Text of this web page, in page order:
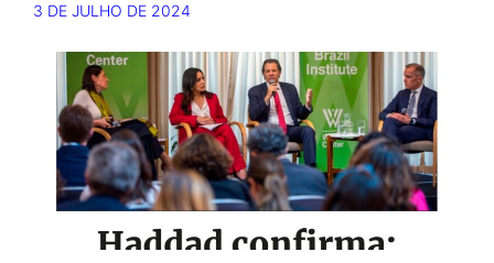
3 DE JULHO DE 2024